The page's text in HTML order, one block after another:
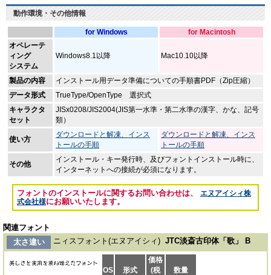
動作環境・その他情報
for Windows
for Macintosh
オペレーテ
ィング
システム
Windows8.1以降 Mac10.10以降
製品の内容
インストール用データ準備についての手順書PDF（Zip圧縮）
データ形式
TrueType/OpenType 選択式
キャラクタ
セット
JISx0208/JIS2004(JIS第一水準・第二水準の漢字、かな、記号
類）
使い方
ダウンロードと解凍、インス
トールの手順
ダウンロードと解凍、インス
トールの手順
その他
インストール・キー発行時、及びフォントインストール時に、
インターネットへの接続が必須になります。
フォントのインストールに関するお問い合わせは、
エヌアイシィ株
式会社様にお願いいたします。
関連フォント
太さ違い
ニィスフォント(エヌアイシィ) JTC淡斎古印体「歌」 B
OS 形式
価格
(税
数量